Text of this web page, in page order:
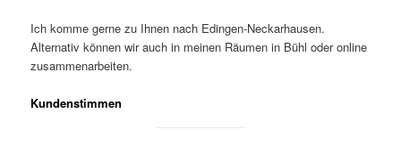
Ich komme gerne zu Ihnen nach Edingen-Neckarhausen.
Alternativ können wir auch in meinen Räumen in Bühl oder online
zusammenarbeiten.
Kundenstimmen